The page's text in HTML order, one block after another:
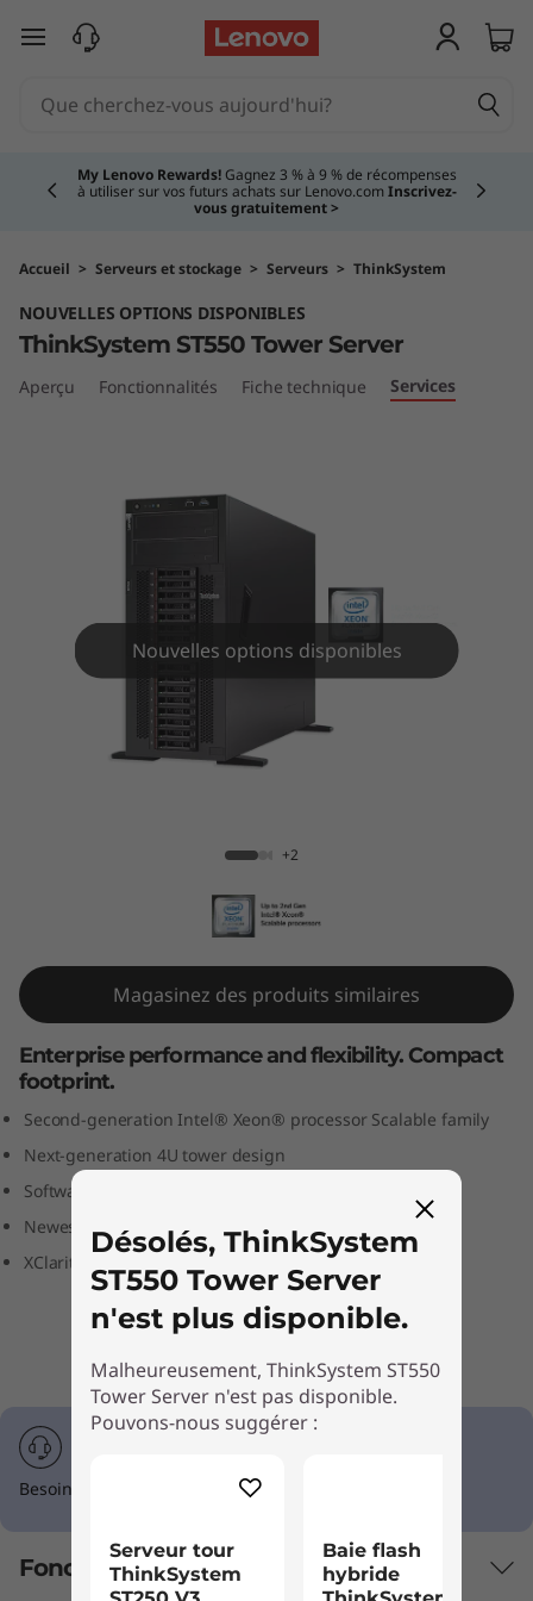
T
S
y
e
S
e
r
v
passer au contenu principal
My Lenovo Rewards!Gagnez 3 % à 9 % de récompenses
à utiliser sur vos futurs achats sur Lenovo.com Inscrivez-
vous gratuitement >
Currently displaying item 2 of 5
Accueil > Serveurs et stockage > Serveurs > ThinkSystem
NOUVELLES OPTIONS DISPONIBLES
ThinkSystem ST550 Tower Server
Aperçu Fonctionnalités Fiche technique Services
Nouvelles options disponibles
+2
Magasinez des produits similaires
Enterprise performance and flexibility. Compact
footprint.
Second-generation Intel® Xeon® processor Scalable family
Next-generation 4U tower design
Software and Hardware RAID options
Newest enterprise-class RAS technologies
XClarity centralized automated management
Besoin d'aide ? Appelez 1-855-253-6686 Option #2
Fonctionnalités
Désolés, ThinkSystem
ST550 Tower Server
n'est plus disponible.
Malheureusement, ThinkSystem ST550
Tower Server n'est pas disponible.
Pouvons-nous suggérer :
Serveur tour
ThinkSystem
Baie flash
hybride